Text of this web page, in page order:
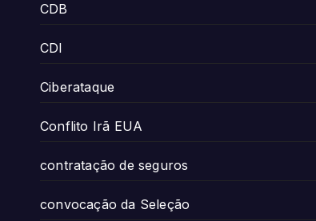
CDB
CDI
Ciberataque
Conflito Irã EUA
contratação de seguros
convocação da Seleção